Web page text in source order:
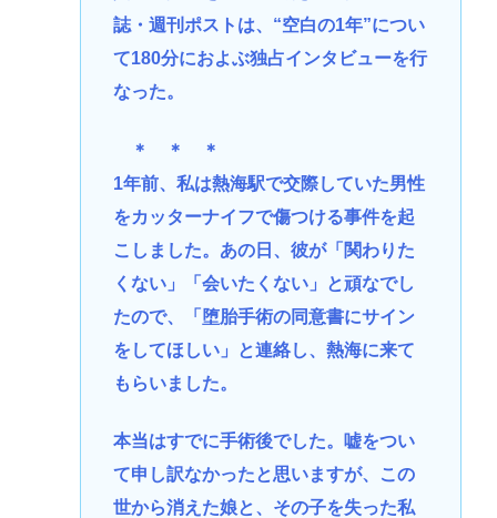
誌・週刊ポストは、“空白の1年”につい
て180分におよぶ独占インタビューを行
なった。
＊ ＊ ＊
1年前、私は熱海駅で交際していた男性
をカッターナイフで傷つける事件を起
こしました。あの日、彼が「関わりた
くない」「会いたくない」と頑なでし
たので、「堕胎手術の同意書にサイン
をしてほしい」と連絡し、熱海に来て
もらいました。
本当はすでに手術後でした。嘘をつい
て申し訳なかったと思いますが、この
世から消えた娘と、その子を失った私